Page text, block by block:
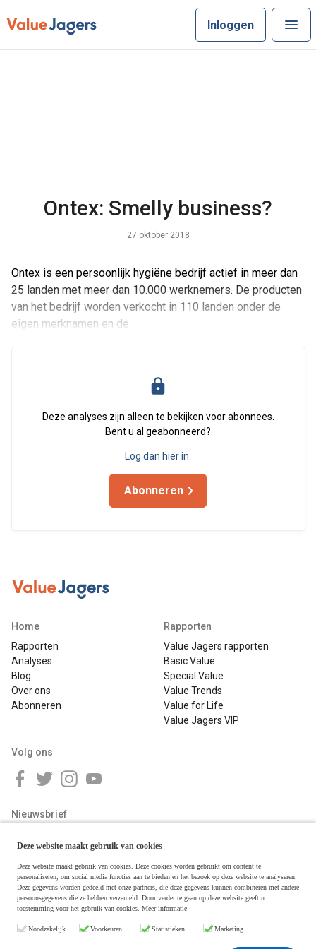
Inloggen
Ontex: Smelly business?
27 oktober 2018
Ontex is een persoonlijk hygiëne bedrijf actief in meer dan
25 landen met meer dan 10.000 werknemers. De producten
van het bedrijf worden verkocht in 110 landen onder de
eigen merknamen en de
Deze analyses zijn alleen te bekijken voor abonnees.
Bent u al geabonneerd?
Log dan hier in.
Abonneren
Home
Rapporten
Analyses
Blog
Over ons
Abonneren
Rapporten
Value Jagers rapporten
Basic Value
Special Value
Value Trends
Value for Life
Value Jagers VIP
Volg ons
Nieuwsbrief
Deze website maakt gebruik van cookies
Deze website maakt gebruik van cookies. Deze cookies worden gebruikt om content te
personaliseren, om social media functies aan te bieden en het bezoek op deze website te analyseren.
Deze gegevens worden gedeeld met onze partners, die deze gegevens kunnen combineren met andere
persoonsgegevens die ze hebben verzameld. Door verder te gaan op deze website geeft u
toestemming voor het gebruik van cookies. Meer informatie
Noodzakelijk Voorkeuren Statistieken Marketing